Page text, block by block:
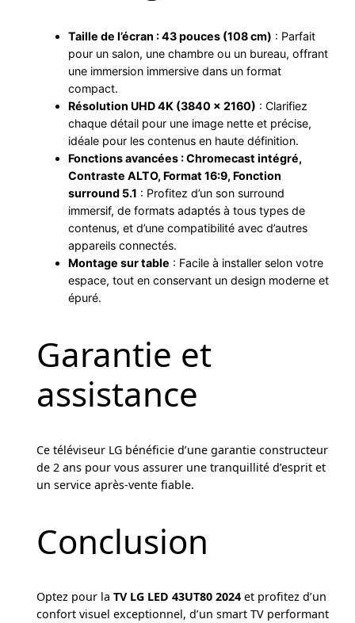
Taille de l’écran : 43 pouces (108 cm) : Parfait
pour un salon, une chambre ou un bureau, offrant
une immersion immersive dans un format
compact.
Résolution UHD 4K (3840 x 2160) : Clarifiez
chaque détail pour une image nette et précise,
idéale pour les contenus en haute définition.
Fonctions avancées : Chromecast intégré,
Contraste ALTO, Format 16:9, Fonction
surround 5.1 : Profitez d’un son surround
immersif, de formats adaptés à tous types de
contenus, et d’une compatibilité avec d’autres
appareils connectés.
Montage sur table : Facile à installer selon votre
espace, tout en conservant un design moderne et
épuré.
Garantie et
assistance
Ce téléviseur LG bénéficie d’une garantie constructeur
de 2 ans pour vous assurer une tranquillité d’esprit et
un service après-vente fiable.
Conclusion
Optez pour laTV LG LED 43UT80 2024 et profitez d’un
confort visuel exceptionnel, d’un smart TV performant